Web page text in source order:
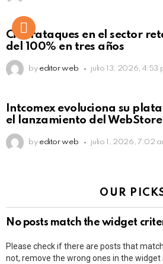
Ciberataques en el sector
del 100% en tres años
by editor web julio 13, 2026, 4:53
Intcomex evoluciona su
el lanzamiento del
by editor web julio 1, 2026, 7:02
OUR
No posts match the widget
Please check if there are posts that
not, remove the wrong ones in the widget